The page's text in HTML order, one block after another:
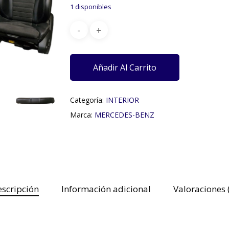
1 disponibles
Añadir Al Carrito
Categoría: INTERIOR
Marca: MERCEDES-BENZ
Información adicional Valoraciones